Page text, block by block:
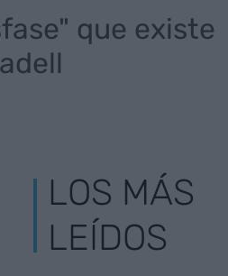
que existe
LOS MÁS
LEÍDOS